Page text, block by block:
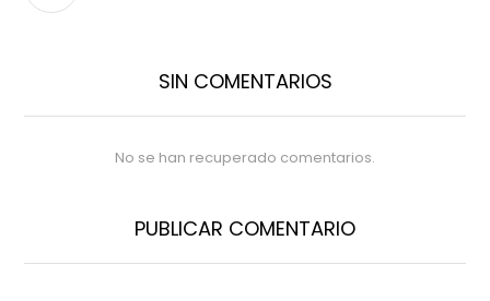
SIN COMENTARIOS
No se han recuperado comentarios.
PUBLICAR COMENTARIO